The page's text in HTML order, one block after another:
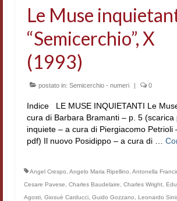
Koreanische Literatur und
Hagiographica Coreana
Cultura medioevale
Corpus Rhythmorum
Epistolografia
Comparatistica
Semicerchio
Le Muse
“Semicerchio”, X
(1993)
postato in: Semicerchio - numeri | 0
Indice LE MUSE INQUIETANTI Le
cura di Barbara Bramanti – p. 5 (scarica
inquiete – a cura di Piergiacomo Petrioli
pdf) Il nuovo Posidippo – a cura di …
Angel Crespo Angelo Maria Ripellino Antonella
Cesare Pavese
Charles Baudelaire Charles Wright
Agosti Giosuè Carducci Guido Gozzano Leonardo